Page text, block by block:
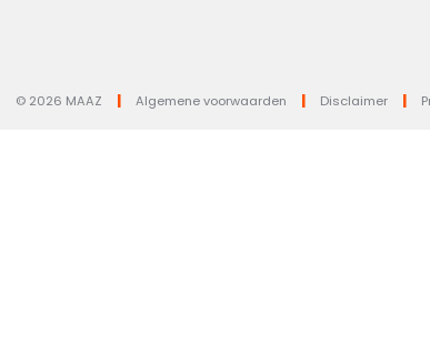
© 2026 MAAZ Algemene voorwaarden Disclaimer